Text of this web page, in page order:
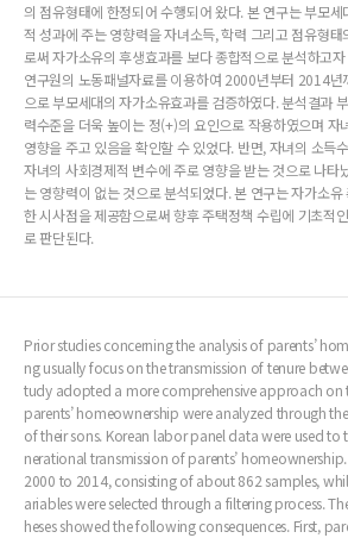
의 점유형태에 한정되어 수행되어 왔다. 본 연구는 부모
적 성과에 주는 영향력을 자녀소득, 학력 그리고 점유형
로써 자가소유의 후생효과를 보다 종합적으로 분석하고
연구원의 노동패널자료를 이용하여 2000년부터 2014
으로 부모세대의 자가소유효과를 검증하였다. 분석결과
력수준을 더욱 높이는 정(+)의 요인으로 작용하였으며 자
영향을 주고 있음을 확인할 수 있었다. 반면, 자녀의 소득
자녀의 사회경제적 변수에 주로 영향을 받는 것으로 나타
는 영향력이 없는 것으로 분석되었다. 본 연구는 자가소
한 시사점을 제공함으로써 향후 주택정책 수립에 기초적
로 판단된다.
Prior studies concerning the analysis of parents’
ng usually focus on the transmission of tenure
tudy adopted a more comprehensive approach on
parents’ homeownership were analyzed through
of their sons. Korean labor panel data were used to
nerational transmission of parents’
2000 to 2014, consisting of about 862 samples,
ariables were selected through a filtering process.
heses showed the following consequences. First,